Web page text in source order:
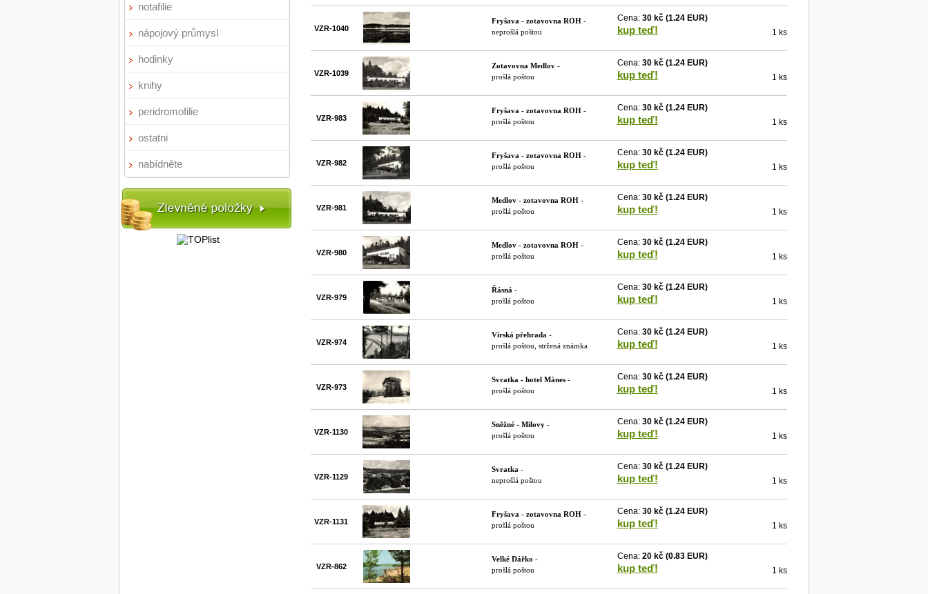
notafilie
nápojový průmysl
hodinky
knihy
peridromofilie
ostatni
nabídněte
VZR-1040
Fryšava - zotavovna ROH-
neprošlá poštou
Cena: 30 kč(1.24 EUR)
kup teď! 1 ks
VZR-1039
Zotavovna Medlov-
prošlá poštou
Cena: 30 kč(1.24 EUR)
kup teď! 1 ks
VZR-983
Fryšava - zotavovna ROH-
prošlá poštou
Cena: 30 kč(1.24 EUR)
kup teď! 1 ks
VZR-982
Fryšava - zotavovna ROH-
prošlá poštou
Cena: 30 kč(1.24 EUR)
kup teď! 1 ks
VZR-981
Medlov - zotavovna ROH-
prošlá poštou
Cena: 30 kč(1.24 EUR)
kup teď! 1 ks
VZR-980
Medlov - zotavovna ROH-
prošlá poštou
Cena: 30 kč(1.24 EUR)
kup teď! 1 ks
VZR-979
Řásná -
prošlá poštou
Cena: 30 kč(1.24 EUR)
kup teď! 1 ks
VZR-974
Vírská přehrada -
prošlá poštou, stržená známka
Cena: 30 kč(1.24 EUR)
kup teď! 1 ks
VZR-973
Svratka - hotel Mánes-
prošlá poštou
Cena: 30 kč(1.24 EUR)
kup teď! 1 ks
VZR-1130
Sněžné - Milovy-
prošlá poštou
Cena: 30 kč(1.24 EUR)
kup teď! 1 ks
VZR-1129
Svratka -
neprošlá poštou
Cena: 30 kč(1.24 EUR)
kup teď! 1 ks
VZR-1131
Fryšava - zotavovna ROH-
prošlá poštou
Cena: 30 kč(1.24 EUR)
kup teď! 1 ks
VZR-862
Velké Dářko -
prošlá poštou
Cena: 20 kč(0.83 EUR)
kup teď! 1 ks